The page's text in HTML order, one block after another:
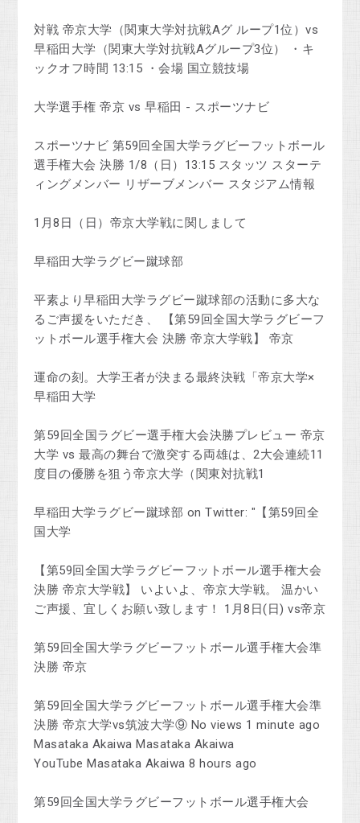
対戦 帝京大学（関東大学対抗戦Aグ ループ1位）vs
早稲田大学（関東大学対抗戦Aグループ3位） ・キ
ックオフ時間 13:15 ・会場 国立競技場
大学選手権 帝京 vs 早稲田 - スポーツナビ
スポーツナビ 第59回全国大学ラグビーフットボール
選手権大会 決勝 1/8（日）13:15 スタッツ スターテ
ィングメンバー リザーブメンバー スタジアム情報
1月8日（日）帝京大学戦に関しまして
早稲田大学ラグビー蹴球部
平素より早稲田大学ラグビー蹴球部の活動に多大な
るご声援をいただき、 【第59回全国大学ラグビーフ
ットボール選手権大会 決勝 帝京大学戦】 帝京
運命の刻。大学王者が決まる最終決戦「帝京大学×
早稲田大学
第59回全国ラグビー選手権大会決勝プレビュー 帝京
大学 vs 最高の舞台で激突する両雄は、2大会連続11
度目の優勝を狙う帝京大学（関東対抗戦1
早稲田大学ラグビー蹴球部 on Twitter: "【第59回全
国大学
【第59回全国大学ラグビーフットボール選手権大会
決勝 帝京大学戦】 いよいよ、帝京大学戦。 温かい
ご声援、宜しくお願い致します！ 1月8日(日) vs帝京
第59回全国大学ラグビーフットボール選手権大会準
決勝 帝京
第59回全国大学ラグビーフットボール選手権大会準
決勝 帝京大学vs筑波大学⑨ No views 1 minute ago
Masataka Akaiwa Masataka Akaiwa
YouTube Masataka Akaiwa 8 hours ago
第59回全国大学ラグビーフットボール選手権大会